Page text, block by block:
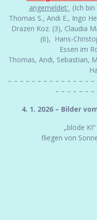
angemeldet: (Ich
Thomas S., Andi E., Ingo
Drazen Koz. (3), Claudia
(6), Hans-
Essen im
Thomas, Andi, Sebastian,
– – – – – – – – – – – – – –
– – – – – –
4. 1. 2026 – Bilder
„blöde
fliegen von